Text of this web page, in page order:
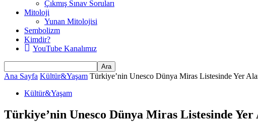
Çıkmış Sınav Soruları
Mitoloji
Yunan Mitolojisi
Sembolizm
Kimdir?
YouTube Kanalımız
Ana Sayfa Kültür&Yaşam Türkiye’nin Unesco Dünya Miras Listesinde Yer
Kültür&Yaşam
Türkiye’nin Unesco Dünya Miras Listesinde